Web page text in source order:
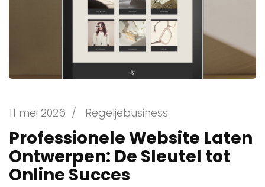
11 mei 2026 / Regeljebusiness
Professionele Website Laten
Ontwerpen: De Sleutel tot
Online Succes